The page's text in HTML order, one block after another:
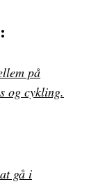
på
og cykling.
gå i